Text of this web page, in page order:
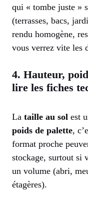
qui « tombe juste »
(terrasses, bacs,
rendu homogène,
vous verrez vite les
4. Hauteur,
lire les fiches
La taille au sol est
poids de palette,
format proche
stockage, surtout si
un volume (abri,
étagères).